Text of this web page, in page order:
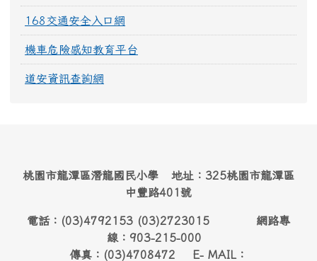
168交通安全入口網
機車危險感知教育平台
道安資訊查詢網
桃園市龍潭區潛龍國民小學 地址：325桃園市龍潭區
中豐路401號
電話：(03)4792153 (03)2723015 網路專
線：903-215-000
傳真：(03)4708472 E- MAIL：